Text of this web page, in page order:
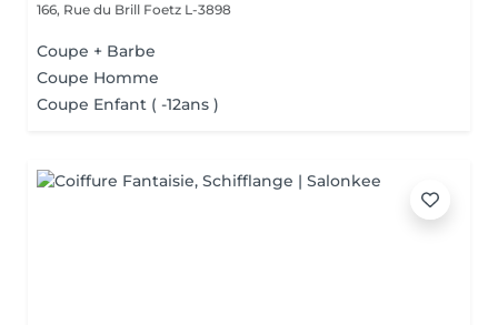
166, Rue du Brill Foetz L-3898
Coupe + Barbe
Coupe Homme
Coupe Enfant ( -12ans )